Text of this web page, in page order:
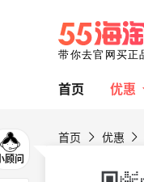
首页 优惠
首页 优惠